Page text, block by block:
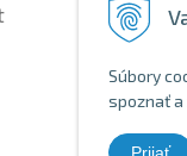
Súbory
spoznať